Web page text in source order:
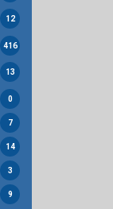
12
416
13
0
7
14
3
9